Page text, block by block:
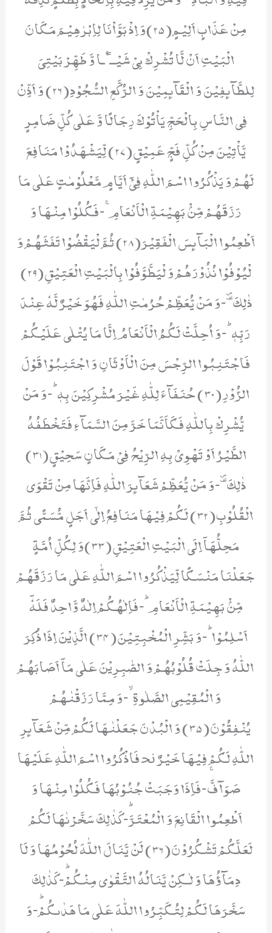
مِنْ عَذَابٍ اَلِیْمٍ(25)وَ اِذْ بَوَّاْنَا لِاِبْرٰهِیْمَ مَكَانَ
الْبَیْتِ اَنْ لَّا تُشْرِكْ بِیْ شَیْــٴًـا وَّ طَهِّرْ بَیْتِیَ
لِلطَّآىٕفِیْنَ وَ الْقَآىٕمِیْنَ وَ الرُّكَّعِ السُّجُوْدِ(26) وَ اَذِّنْ
فِی النَّاسِ بِالْحَجِّ یَاْتُوْكَ رِجَالًا وَّ عَلٰى كُلِّ ضَامِرٍ
یَّاْتِیْنَ مِنْ كُلِّ فَجٍّ عَمِیْقٍ(27) لِّیَشْهَدُوْا مَنَافِعَ
لَهُمْ وَ یَذْكُرُوا اسْمَ اللّٰهِ فِیْۤ اَیَّامٍ مَّعْلُوْمٰتٍ عَلٰى مَا
رَزَقَهُمْ مِّنْۢ بَهِیْمَةِ الْاَنْعَامِۚ-فَكُلُوْا مِنْهَا وَ
اَطْعِمُوا الْبَآىٕسَ الْفَقِیْرَ(28) ثُمَّ لْیَقْضُوْا تَفَثَهُمْ وَ
لْیُوْفُوْا نُذُوْرَهُمْ وَ لْیَطَّوَّفُوْا بِالْبَیْتِ الْعَتِیْقِ(29)
ذٰلِكَۗ-وَ مَنْ یُّعَظِّمْ حُرُمٰتِ اللّٰهِ فَهُوَ خَیْرٌ لَّهٗ عِنْدَ
رَبِّهٖؕ-وَ اُحِلَّتْ لَكُمُ الْاَنْعَامُ اِلَّا مَا یُتْلٰى عَلَیْكُمْ
فَاجْتَنِبُوا الرِّجْسَ مِنَ الْاَوْثَانِ وَ اجْتَنِبُوْا قَوْلَ
الزُّوْرِ(30) حُنَفَآءَ لِلّٰهِ غَیْرَ مُشْرِكِیْنَ بِهٖؕ-وَ مَنْ
یُّشْرِكْ بِاللّٰهِ فَكَاَنَّمَا خَرَّ مِنَ السَّمَآءِ فَتَخْطَفُهُ
الطَّیْرُ اَوْ تَهْوِیْ بِهِ الرِّیْحُ فِیْ مَكَانٍ سَحِیْقٍ(31)
ذٰلِكَۗ-وَ مَنْ یُّعَظِّمْ شَعَآىٕرَ اللّٰهِ فَاِنَّهَا مِنْ تَقْوَى
الْقُلُوْبِ(32) لَكُمْ فِیْهَا مَنَافِعُ اِلٰۤى اَجَلٍ مُّسَمًّى ثُمَّ
مَحِلُّهَاۤ اِلَى الْبَیْتِ الْعَتِیْقِ(33)وَ لِكُلِّ اُمَّةٍ
جَعَلْنَا مَنْسَكًا لِّیَذْكُرُوا اسْمَ اللّٰهِ عَلٰى مَا رَزَقَهُمْ
مِّنْۢ بَهِیْمَةِ الْاَنْعَامِؕ-فَاِلٰهُكُمْ اِلٰهٌ وَّاحِدٌ فَلَهٗۤ
اَسْلِمُوْاؕ-وَ بَشِّرِ الْمُخْبِتِیْنَ(34) الَّذِیْنَ اِذَا ذُكِرَ
اللّٰهُ وَ جِلَتْ قُلُوْبُهُمْ وَ الصّٰبِرِیْنَ عَلٰى مَاۤ اَصَابَهُمْ
وَ الْمُقِیْمِی الصَّلٰوةِۙ-وَ مِمَّا رَزَقْنٰهُمْ
یُنْفِقُوْنَ(35) وَ الْبُدْنَ جَعَلْنٰهَا لَكُمْ مِّنْ شَعَآىٕرِ
اللّٰهِ لَكُمْ فِیْهَا خَیْرٌ ﳓ فَاذْكُرُوا اسْمَ اللّٰهِ عَلَیْهَا
صَوَآفَّۚ-فَاِذَا وَجَبَتْ جُنُوْبُهَا فَكُلُوْا مِنْهَا وَ
اَطْعِمُوا الْقَانِعَ وَ الْمُعْتَرَّؕ-كَذٰلِكَ سَخَّرْنٰهَا لَكُمْ
لَعَلَّكُمْ تَشْكُرُوْنَ(36) لَنْ یَّنَالَ اللّٰهَ لُحُوْمُهَا وَ لَا
دِمَآؤُهَا وَ لٰـكِنْ یَّنَالُهُ التَّقْوٰى مِنْكُمْؕ-كَذٰلِكَ
سَخَّرَهَا لَكُمْ لِتُكَبِّرُوا اللّٰهَ عَلٰى مَا هَدٰىكُمْؕ-وَ